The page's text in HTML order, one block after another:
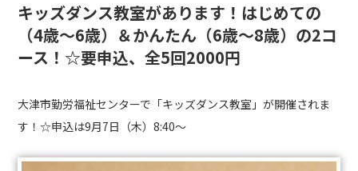
キッズダンス教室があります！はじめての
（4歳～6歳）＆かんたん（6歳～8歳）の2コ
ース！☆要申込、全5回2000円
大津市勤労福祉センターで「キッズダンス教室」が開催されま
す！☆申込は9月7日（木）8:40～